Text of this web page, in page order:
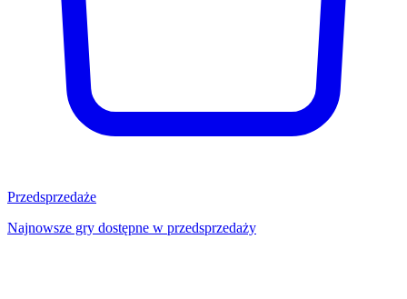
Przedsprzedaże
Najnowsze gry dostępne w przedsprzedaży